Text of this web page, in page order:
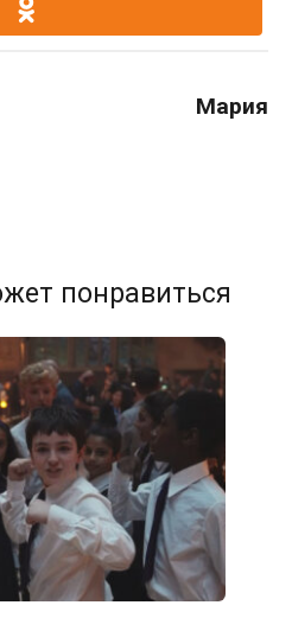
Мария
понравиться